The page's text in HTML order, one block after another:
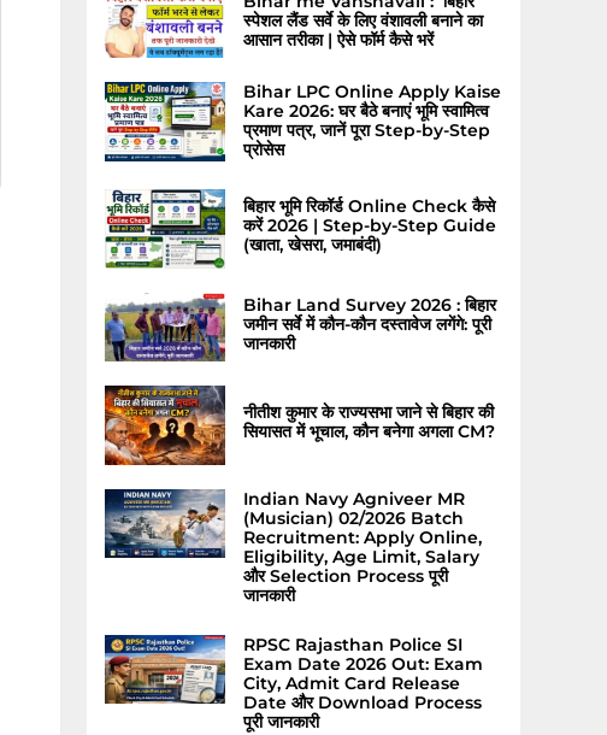
स्पेशल लैंड सर्वे के लिए वंशावली बनाने का
आसान तरीका | ऐसे फॉर्म कैसे भरें
Bihar LPC Online Apply Kaise
Kare 2026: घर बैठे बनाएं भूमि स्वामित्व
प्रमाण पत्र, जानें पूरा Step-by-Step
प्रोसेस
बिहार भूमि रिकॉर्ड Online Check कैसे
करें 2026 | Step-by-Step Guide
(खाता, खेसरा, जमाबंदी)
Bihar Land Survey 2026 : बिहार
जमीन सर्वे में कौन-कौन दस्तावेज लगेंगे: पूरी
जानकारी
नीतीश कुमार के राज्यसभा जाने से बिहार की
सियासत में भूचाल, कौन बनेगा अगला CM?
Indian Navy Agniveer MR
(Musician) 02/2026 Batch
Recruitment: Apply Online,
Eligibility, Age Limit, Salary
और Selection Process पूरी
जानकारी
RPSC Rajasthan Police SI
Exam Date 2026 Out: Exam
City, Admit Card Release
Date और Download Process
पूरी जानकारी